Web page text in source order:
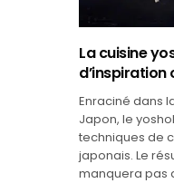
La cuisine
Enraciné dans
Japon, le
techniques de
japonais. Le
manquera pas